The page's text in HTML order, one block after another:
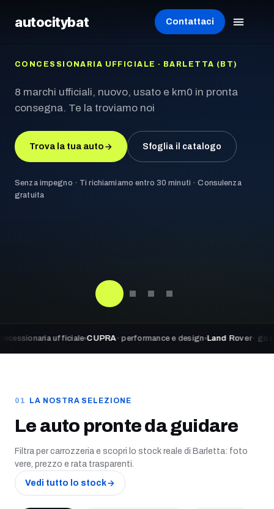
autocitybat Contattaci
CONCESSIONARIA UFFICIALE · BARLETTA (BT)
8 marchi ufficiali, nuovo, usato e km0 in pronta
consegna. Te la troviamo noi
Trova la tua auto Sfoglia il catalogo
Senza impegno · Ti richiamiamo entro 30 minuti · Consulenza
gratuita
ufficiale CUPRA· performance e design Land Rover· go beyond
LA NOSTRA SELEZIONE
Le auto pronte da guidare
Filtra per carrozzeria e scopri lo stock reale di Barletta: foto
vere, prezzo e rata trasparenti.
Vedi tutto lo stock